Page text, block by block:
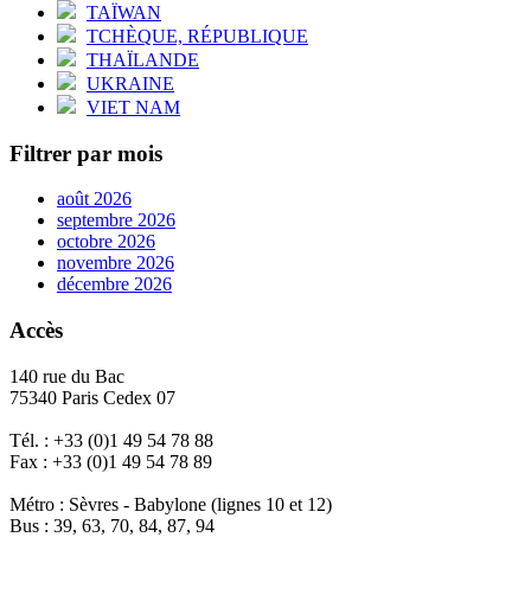
TAÏWAN
TCHÈQUE, RÉPUBLIQUE
THAÏLANDE
UKRAINE
VIET NAM
Filtrer par mois
août 2026
septembre 2026
octobre 2026
novembre 2026
décembre 2026
Accès
140 rue du Bac
75340 Paris Cedex 07
Tél. : +33 (0)1 49 54 78 88
Fax : +33 (0)1 49 54 78 89
Métro : Sèvres - Babylone (lignes 10 et 12)
Bus : 39, 63, 70, 84, 87, 94